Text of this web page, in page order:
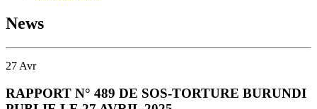
News
27 Avr
RAPPORT N° 489 DE SOS-TORTURE BURUNDI